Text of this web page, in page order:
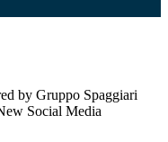
by Gruppo Spaggiari
Social Media